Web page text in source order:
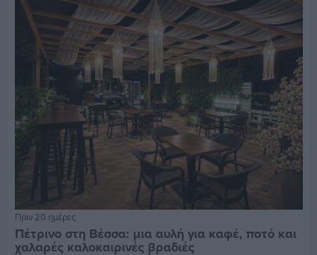
Πριν 20 ημέρες
Πέτρινο στη Βέσσα: μια αυλή για καφέ, ποτό και
χαλαρές καλοκαιρινές βραδιές